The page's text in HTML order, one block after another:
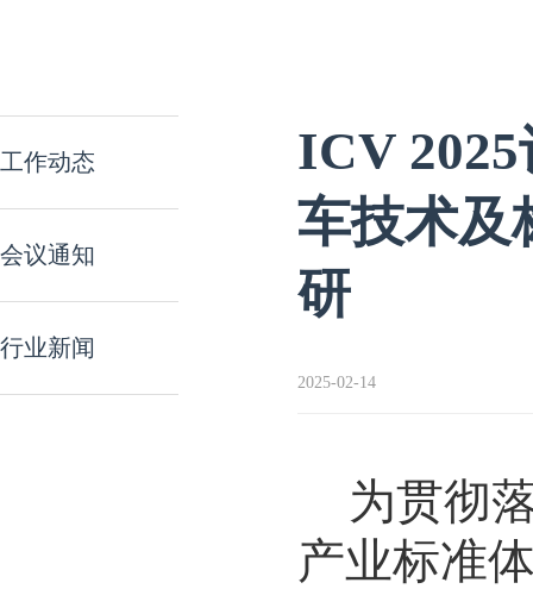
工作动态
会议通知
行业新闻
ICV
车技术及
研
2025-02-14
为贯彻
产业标准